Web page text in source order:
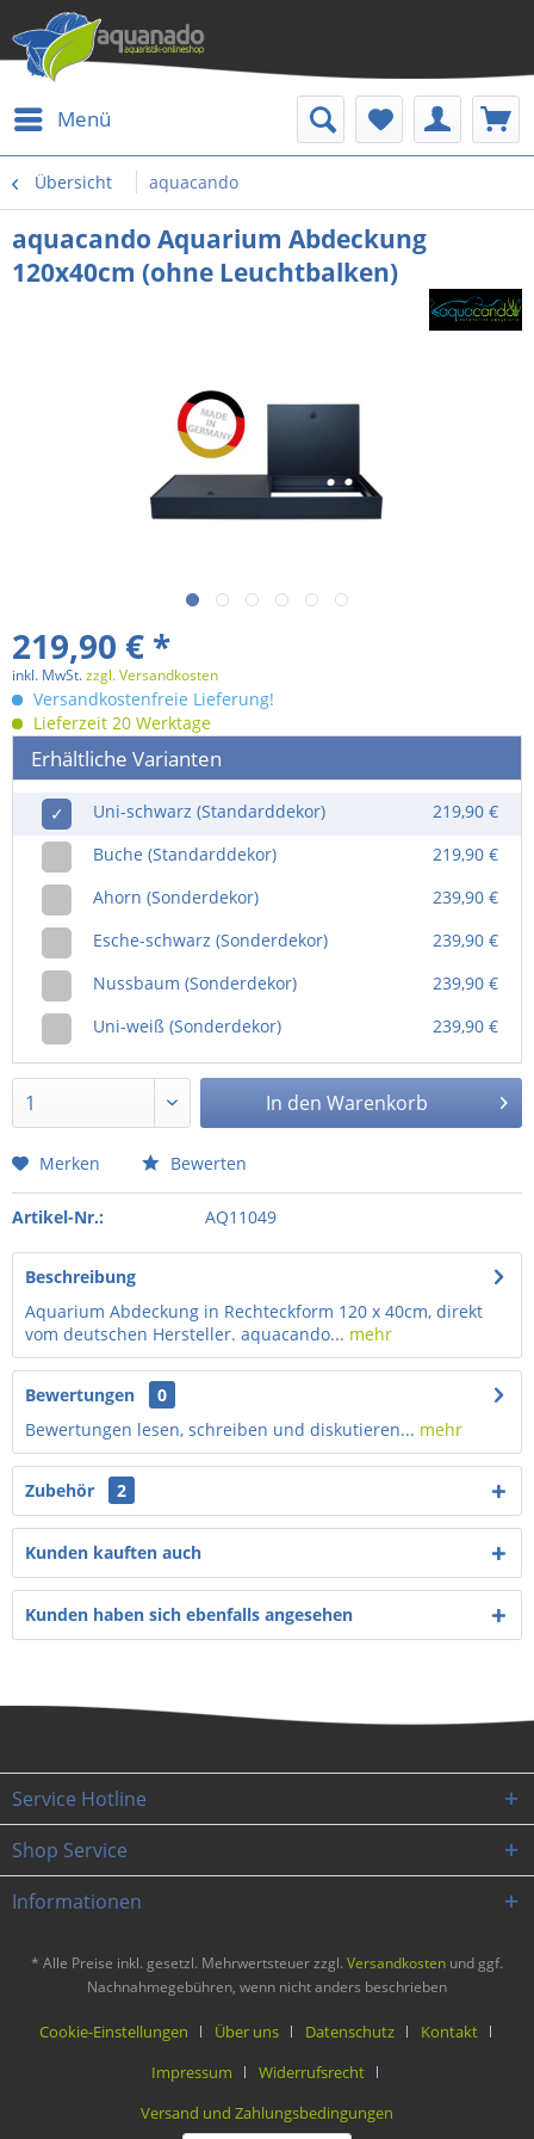
Menü
Übersicht aquacando
aquacando Aquarium Abdeckung
120x40cm (ohne Leuchtbalken)
219,90 € *
inkl. MwSt.zzgl. Versandkosten
Versandkostenfreie Lieferung!
Lieferzeit 20 Werktage
Erhältliche Varianten
✓ Uni-schwarz (Standarddekor)
219,90 €
Buche (Standarddekor)
219,90 €
Ahorn (Sonderdekor)
239,90 €
Esche-schwarz (Sonderdekor)
239,90 €
Nussbaum (Sonderdekor)
239,90 €
Uni-weiß (Sonderdekor)
239,90 €
In den Warenkorb
Merken Bewerten
Artikel-Nr.: AQ11049
Beschreibung
Aquarium Abdeckung in Rechteckform 120 x 40cm, direkt
vom deutschen Hersteller. aquacando... mehr
Bewertungen
0
Bewertungen lesen, schreiben und diskutieren... mehr
Zubehör 2
Kunden kauften auch
Kunden haben sich ebenfalls angesehen
Service Hotline
Shop Service
Informationen
* Alle Preise inkl. gesetzl. Mehrwertsteuer zzgl. Versandkosten und ggf.
Nachnahmegebühren, wenn nicht anders beschrieben
Cookie-Einstellungen Über uns Datenschutz
Kontakt
Impressum
Widerrufsrecht
Versand und Zahlungsbedingungen